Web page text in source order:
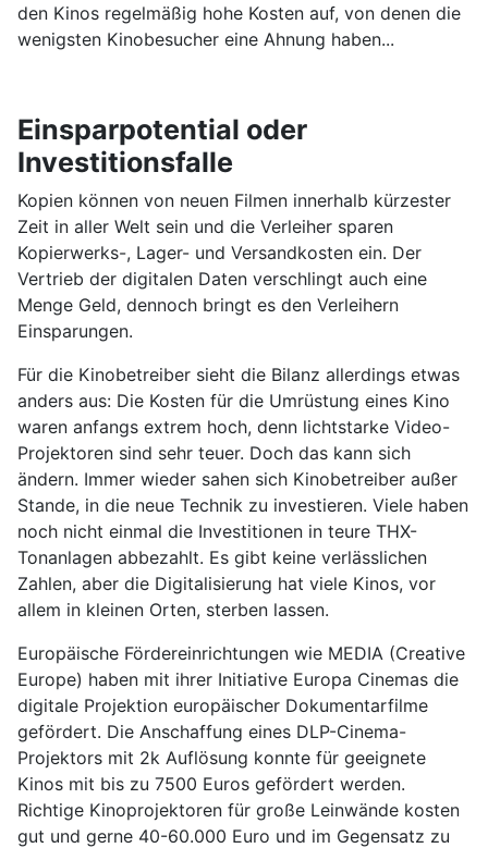
den Kinos regelmäßig hohe Kosten auf, von denen die
wenigsten Kinobesucher eine Ahnung haben...
Einsparpotential oder
Investitionsfalle
Kopien können von neuen Filmen innerhalb kürzester
Zeit in aller Welt sein und die Verleiher sparen
Kopierwerks-, Lager- und Versandkosten ein. Der
Vertrieb der digitalen Daten verschlingt auch eine
Menge Geld, dennoch bringt es den Verleihern
Einsparungen.
Für die Kinobetreiber sieht die Bilanz allerdings etwas
anders aus: Die Kosten für die Umrüstung eines Kino
waren anfangs extrem hoch, denn lichtstarke Video-
Projektoren sind sehr teuer. Doch das kann sich
ändern. Immer wieder sahen sich Kinobetreiber außer
Stande, in die neue Technik zu investieren. Viele haben
noch nicht einmal die Investitionen in teure THX-
Tonanlagen abbezahlt. Es gibt keine verlässlichen
Zahlen, aber die Digitalisierung hat viele Kinos, vor
allem in kleinen Orten, sterben lassen.
Europäische Fördereinrichtungen wie MEDIA (Creative
Europe) haben mit ihrer Initiative Europa Cinemas die
digitale Projektion europäischer Dokumentarfilme
gefördert. Die Anschaffung eines DLP-Cinema-
Projektors mit 2k Auflösung konnte für geeignete
Kinos mit bis zu 7500 Euros gefördert werden.
Richtige Kinoprojektoren für große Leinwände kosten
gut und gerne 40-60.000 Euro und im Gegensatz zu